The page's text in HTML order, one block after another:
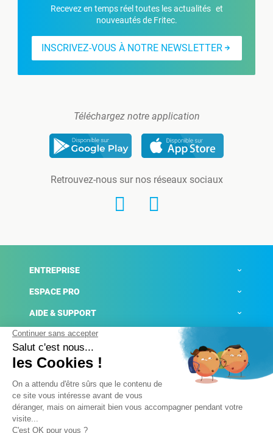
Recevez en temps réel toutes les actualités et
nouveautés de Fritec.
INSCRIVEZ-VOUS À NOTRE NEWSLETTER
Téléchargez notre application
Retrouvez-nous sur nos réseaux sociaux
ENTREPRISE
ESPACE PRO
AIDE & SUPPORT
ACTUALITÉS
Mentions légales